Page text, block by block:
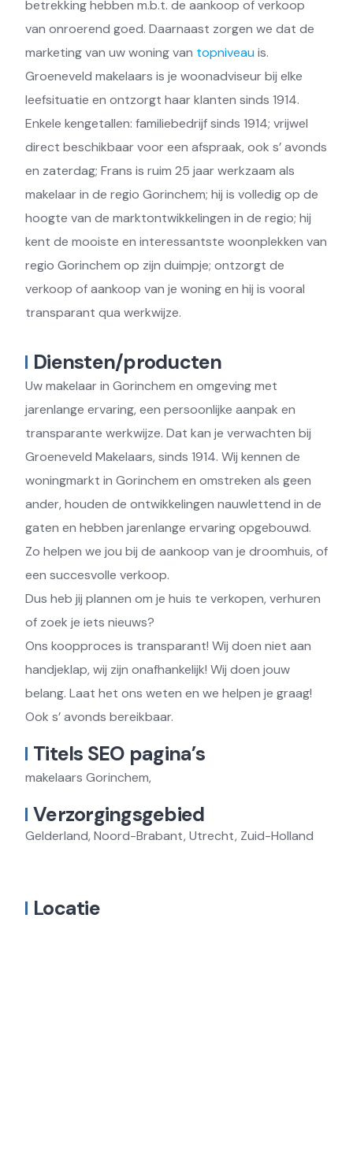
betrekking hebben m.b.t. de aankoop of verkoop
van onroerend goed. Daarnaast zorgen we dat de
marketing van uw woning van topniveauis.
Groeneveld makelaars is je woonadviseur bij elke
leefsituatie en ontzorgt haar klanten sinds 1914.
Enkele kengetallen: familiebedrijf sinds 1914; vrijwel
direct beschikbaar voor een afspraak, ook s’ avonds
en zaterdag; Frans is ruim 25 jaar werkzaam als
makelaar in de regio Gorinchem; hij is volledig op de
hoogte van de marktontwikkelingen in de regio; hij
kent de mooiste en interessantste woonplekken van
regio Gorinchem op zijn duimpje; ontzorgt de
verkoop of aankoop van je woning en hij is vooral
transparant qua werkwijze.
Diensten/producten
Uw makelaar in Gorinchem en omgeving met
jarenlange ervaring, een persoonlijke aanpak en
transparante werkwijze. Dat kan je verwachten bij
Groeneveld Makelaars, sinds 1914. Wij kennen de
woningmarkt in Gorinchem en omstreken als geen
ander, houden de ontwikkelingen nauwlettend in de
gaten en hebben jarenlange ervaring opgebouwd.
Zo helpen we jou bij de aankoop van je droomhuis, of
een succesvolle verkoop.
Dus heb jij plannen om je huis te verkopen, verhuren
of zoek je iets nieuws?
Ons koopproces is transparant! Wij doen niet aan
handjeklap, wij zijn onafhankelijk! Wij doen jouw
belang. Laat het ons weten en we helpen je graag!
Ook s’ avonds bereikbaar.
Titels SEO pagina’s
makelaars Gorinchem,
Verzorgingsgebied
Gelderland, Noord-Brabant, Utrecht, Zuid-Holland
Locatie